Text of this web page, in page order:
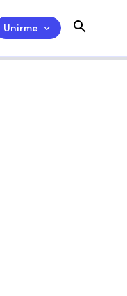
Unirme